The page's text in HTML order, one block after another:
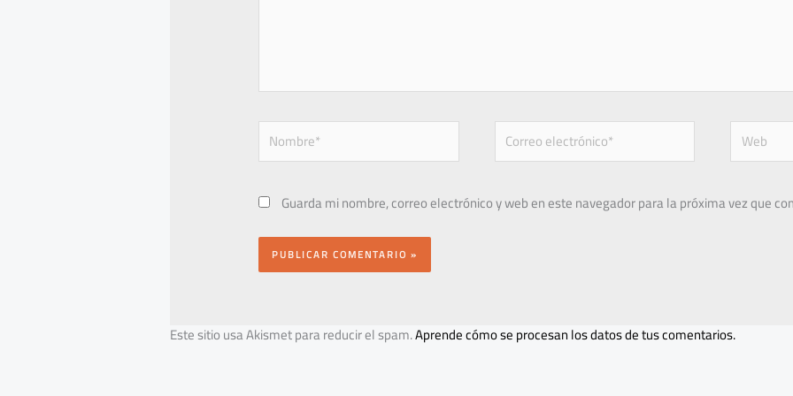
Nombre* Correo
electrónico*
Web
Guarda mi nombre, correo electrónico y web en este navegador para la próxima vez que
Este sitio usa Akismet para reducir el spam.Aprende cómo se procesan los datos de tus comentarios.